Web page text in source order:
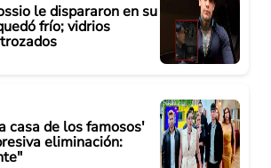
le dispararon en su
frío; vidrios
casa de los famosos'
eliminación: